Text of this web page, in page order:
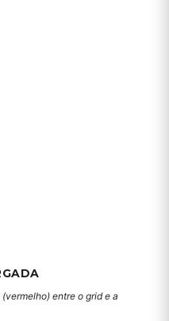
entre o grid e a